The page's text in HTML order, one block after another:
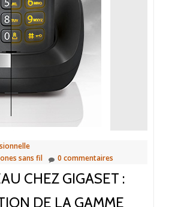
sans fil 0 commentaires
CHEZ GIGASET :
DE LA GAMME